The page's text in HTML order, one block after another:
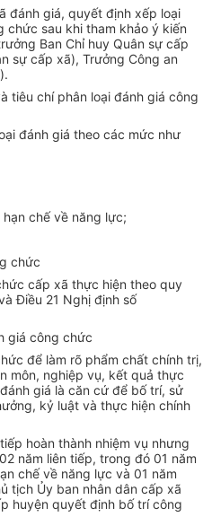
đánh giá, quyết định xếp loại
sau khi tham khảo ý kiến
Ban Chỉ huy Quân sự cấp
sự cấp xã), Trưởng Công an
).
tiêu chí phân loại đánh giá công
đánh giá theo các mức như
chế về năng lực;
chức
cấp xã thực hiện theo quy
Điều 21 Nghị định số
giá công chức
để làm rõ phẩm chất chính trị,
môn, nghiệp vụ, kết quả thực
giá là căn cứ để bố trí, sử
kỷ luật và thực hiện chính
hoàn thành nhiệm vụ nhưng
năm liên tiếp, trong đó 01 năm
chế về năng lực và 01 năm
tịch Ủy ban nhân dân cấp xã
huyện quyết định bố trí công